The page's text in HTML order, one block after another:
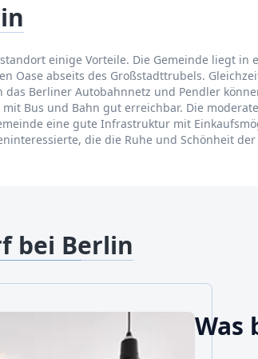
einige Vorteile. Die Gemeinde liegt
Oase abseits des Großstadttrubels.
Berliner Autobahnnetz und Pendler
Bus und Bahn gut erreichbar. Die
eine gute Infrastruktur mit
die die Ruhe und Schönheit
bei Berlin
Was